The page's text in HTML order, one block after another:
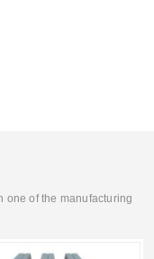
one of the manufacturing